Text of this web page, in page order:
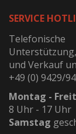
SERVICE
Telefonische
und Verkauf
+49 (0) 9429/
Montag -
8 Uhr - 17 Uhr
Samstag